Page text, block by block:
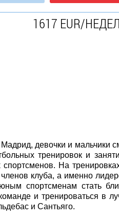
1617 EUR/
девочки и мальчики
тренировок и
На
клуба, а именно
спортсменам стать
и тренироваться в
и Сантьяго.